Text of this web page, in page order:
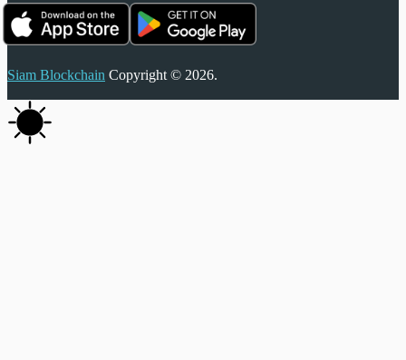
Siam Blockchain Copyright © 2026.